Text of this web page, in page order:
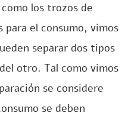
los trozos de
para el consumo, vimos
separar dos tipos
otro. Tal como vimos
se considere
se deben